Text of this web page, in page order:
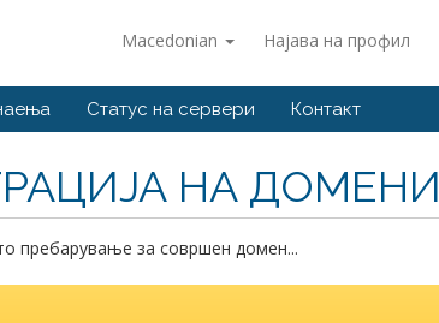
Macedonian Најава на профил
Статус на сервери Контакт
НА ДОМЕНИ
пребарување за совршен домен...